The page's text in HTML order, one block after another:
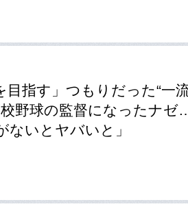
目指す」つもりだった“一
野球の監督になったナゼ
ないとヤバいと」